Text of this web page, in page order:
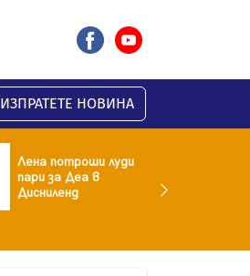
ИЗПРАТЕТЕ НОВИНА
Лена потроши луди
пари за Деа в
Дисниленд